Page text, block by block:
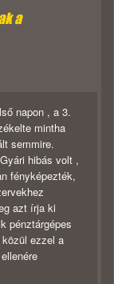
a
napon , a 3.
mintha
semmire.
hibás volt ,
fényképezték,
azt írja ki
pénztárgépes
ezzel a